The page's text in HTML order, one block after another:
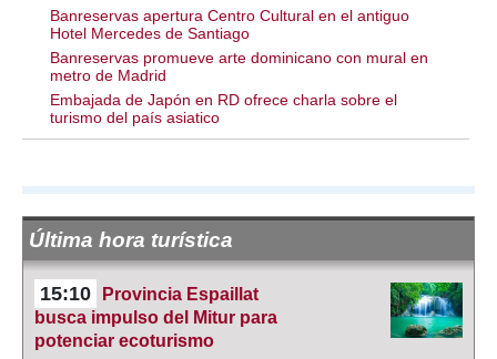
Banreservas apertura Centro Cultural en el antiguo
Hotel Mercedes de Santiago
Banreservas promueve arte dominicano con mural en
metro de Madrid
Embajada de Japón en RD ofrece charla sobre el
turismo del país asiatico
Última hora turística
15:10
Provincia Espaillat
busca impulso del Mitur para
potenciar ecoturismo